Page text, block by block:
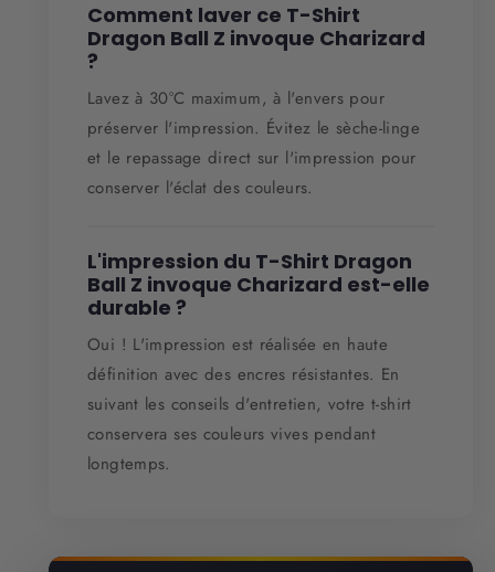
Comment laver ce T-Shirt
Dragon Ball Z invoque Charizard
?
Lavez à 30°C maximum, à l'envers pour
préserver l'impression. Évitez le sèche-linge
et le repassage direct sur l'impression pour
conserver l'éclat des couleurs.
L'impression du T-Shirt Dragon
Ball Z invoque Charizard est-elle
durable ?
Oui ! L'impression est réalisée en haute
définition avec des encres résistantes. En
suivant les conseils d'entretien, votre t-shirt
conservera ses couleurs vives pendant
longtemps.